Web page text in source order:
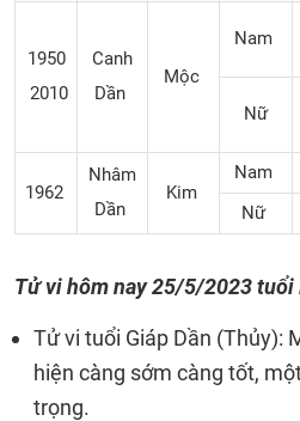
1950
2010
Canh
Dần
Mộc
Nam
Nữ
1962
Nhâm
Dần
Kim
Nam
Nữ
Tử vi hôm nay 25/5/2023 tuổi
Tử vi tuổi Giáp Dần (Thủy):
hiện càng sớm càng tốt,
trọng.